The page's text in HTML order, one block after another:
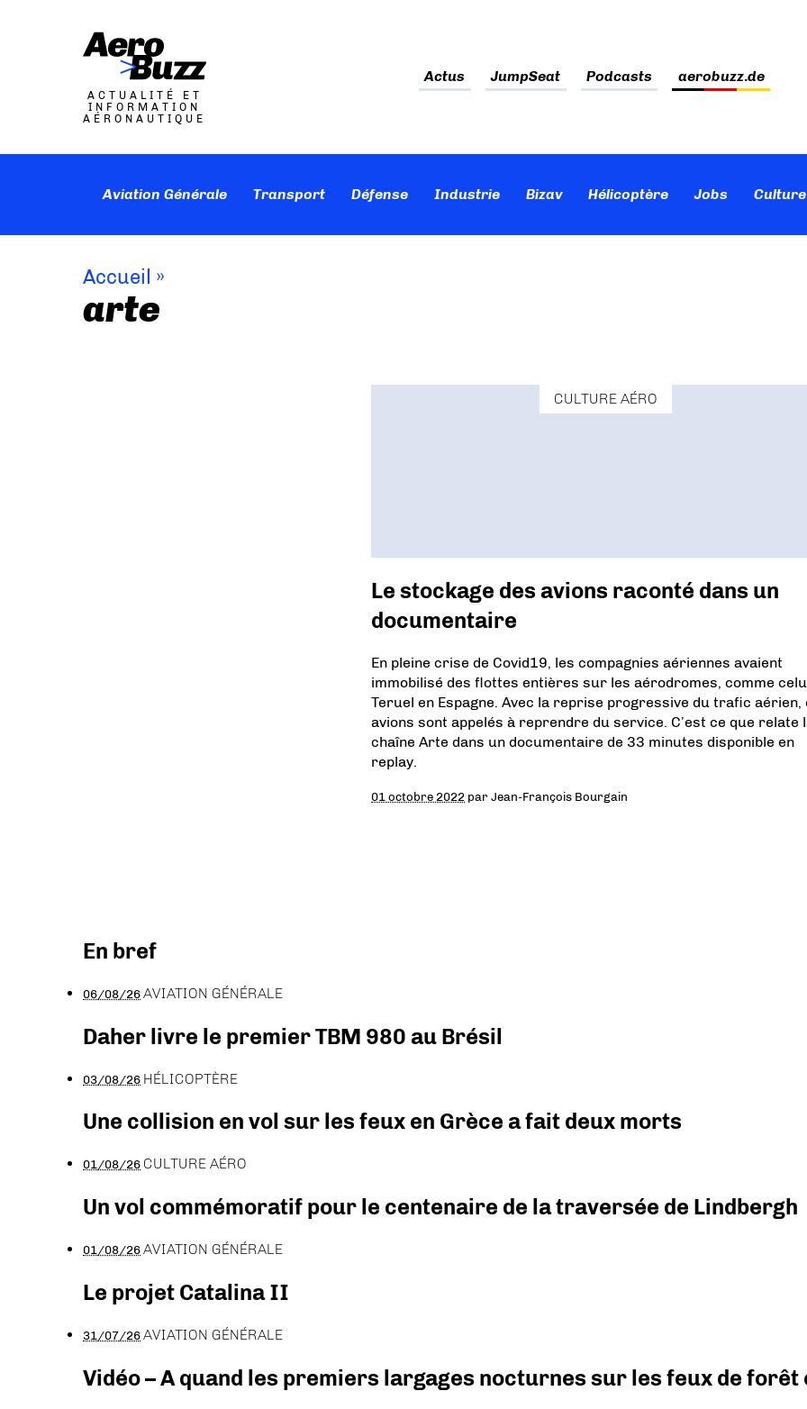
ACTUALITÉ ET
INFORMATION
AÉRONAUTIQUE
Actus JumpSeat Podcasts aerobuzz.de
Aviation Générale Transport Défense Industrie Bizav Hélicoptère Jobs
Accueil »
arte
CULTURE AÉRO
Le stockage des avions raconté dans un
documentaire
En pleine crise de Covid19, les compagnies aériennes avaient
immobilisé des flottes entières sur les aérodromes, comme
Teruel en Espagne. Avec la reprise progressive du trafic aérien,
avions sont appelés à reprendre du service. C’est ce que relate
chaîne Arte dans un documentaire de 33 minutes disponible en
replay.
01 octobre 2022 parJean-François Bourgain
En bref
06/08/26AVIATION GÉNÉRALE
Daher livre le premier TBM 980 au Brésil
03/08/26 HÉLICOPTÈRE
Une collision en vol sur les feux en Grèce a fait deux morts
01/08/26 CULTURE AÉRO
Un vol commémoratif pour le centenaire de la traversée de Lindbergh
01/08/26AVIATION GÉNÉRALE
Le projet Catalina II
31/07/26AVIATION GÉNÉRALE
Vidéo – A quand les premiers largages nocturnes sur les feux de forêt